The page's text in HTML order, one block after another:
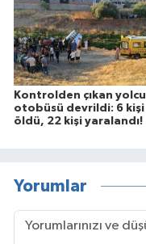
Kontrolden çıkan yolcu
otobüsü devrildi: 6 kişi
öldü, 22 kişi yaralandı!
Yorumlar